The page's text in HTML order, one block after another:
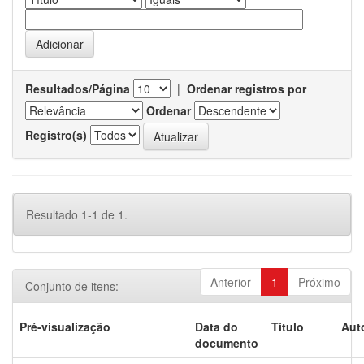
Resultados/Página | Ordenar registros por
Ordenar
Registro(s)
Resultado 1-1 de 1.
Anterior 1 Próximo
Conjunto de itens:
Pré-visualização
Data do
documento
Título